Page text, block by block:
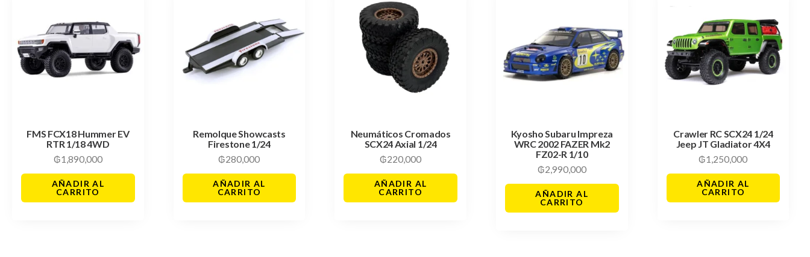
FMS FCX18 Hummer EV
RTR 1/18 4WD
₲1,890,000
AÑADIR AL
CARRITO
Remolque Showcasts
Firestone 1/24
₲280,000
AÑADIR AL
CARRITO
Neumáticos Cromados
SCX24 Axial 1/24
₲220,000
AÑADIR AL
CARRITO
Kyosho Subaru Impreza
WRC 2002 FAZER Mk2
FZ02-R 1/10
₲2,990,000
AÑADIR AL
CARRITO
Crawler RC SCX24 1/24
Jeep JT Gladiator 4X4
₲1,250,000
AÑADIR AL
CARRITO